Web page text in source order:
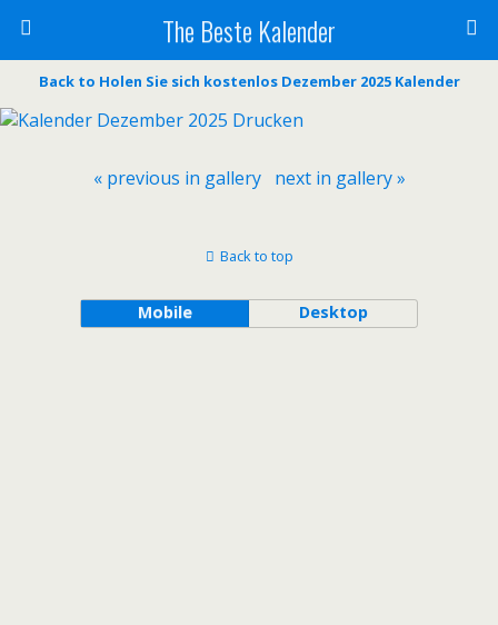
The Beste Kalender
Back to Holen Sie sich kostenlos Dezember 2025 Kalender
« previous in gallery next in gallery »
Back to top
Mobile Desktop